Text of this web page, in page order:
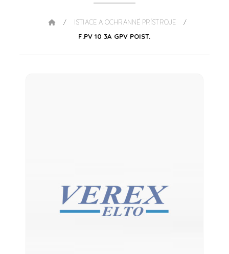
/ ISTIACE A OCHRANNÉ PRÍSTROJE /
F.PV 10 3A GPV POIST.